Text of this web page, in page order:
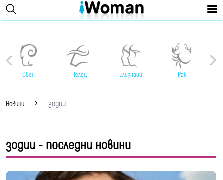
Овен Телец Близнаци Рак
Новини зодии
зодии - последни новини